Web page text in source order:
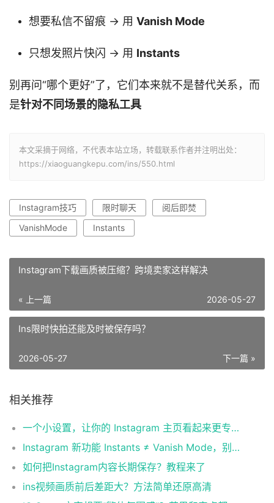
想要私信不留痕 → 用 Vanish Mode
只想发照片快闪 → 用 Instants
别再问“哪个更好”了，它们本来就不是替代关系，而
是针对不同场景的隐私工具
本文采摘于网络，不代表本站立场，转载联系作者并注明出处：
https://xiaoguangkepu.com/ins/550.html
Instagram技巧 限时聊天
阅后即焚
VanishMode
Instants
Instagram下载画质被压缩？跨境卖家这样解决
« 上一篇 2026-05-27
Ins限时快拍还能及时被保存吗？
下一篇 »
2026-05-27
相关推荐
一个小设置，让你的 Instagram 主页看起来更专业
Instagram 新功能 Instants ≠ Vanish Mode，别再搞混了！
如何把Instagram内容长期保存？教程来了
ins视频画质前后差距大？方法简单还原高清